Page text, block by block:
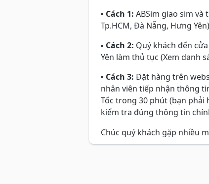
▪ Cách 1: ABSim giao sim
Tp.HCM, Đà Nẵng, Hưng Yên)
▪ Cách 2: Quý khách đến
Yên làm thủ tục (Xem danh
▪ Cách 3: Đặt hàng trên
nhân viên tiếp nhận thông
Tốc trong 30 phút (bạn phải
kiểm tra đúng thông tin
Chúc quý khách gặp nhiều